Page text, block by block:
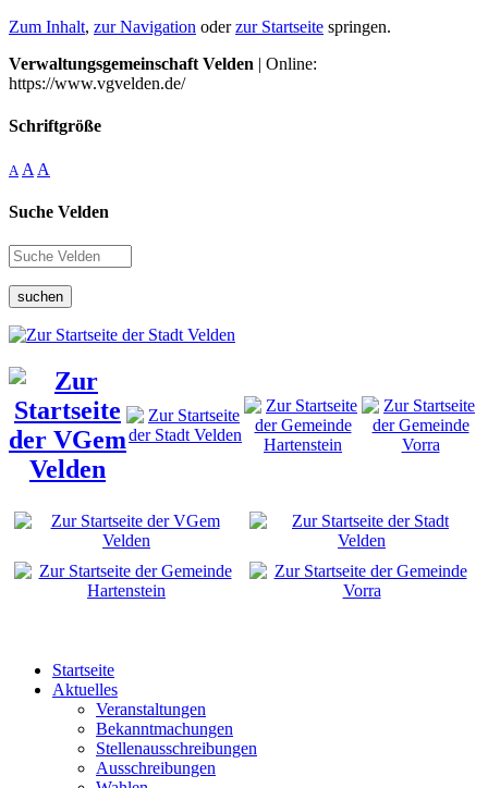
Zum Inhalt, zur Navigation oderzur Startseite springen.
Verwaltungsgemeinschaft Velden | Online:
https://www.vgvelden.de/
Schriftgröße
A A A
Suche Velden
suchen
Startseite
Aktuelles
Veranstaltungen
Bekanntmachungen
Stellenausschreibungen
Ausschreibungen